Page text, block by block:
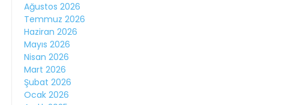
Ağustos 2026
Temmuz 2026
Haziran 2026
Mayıs 2026
Nisan 2026
Mart 2026
Şubat 2026
Ocak 2026